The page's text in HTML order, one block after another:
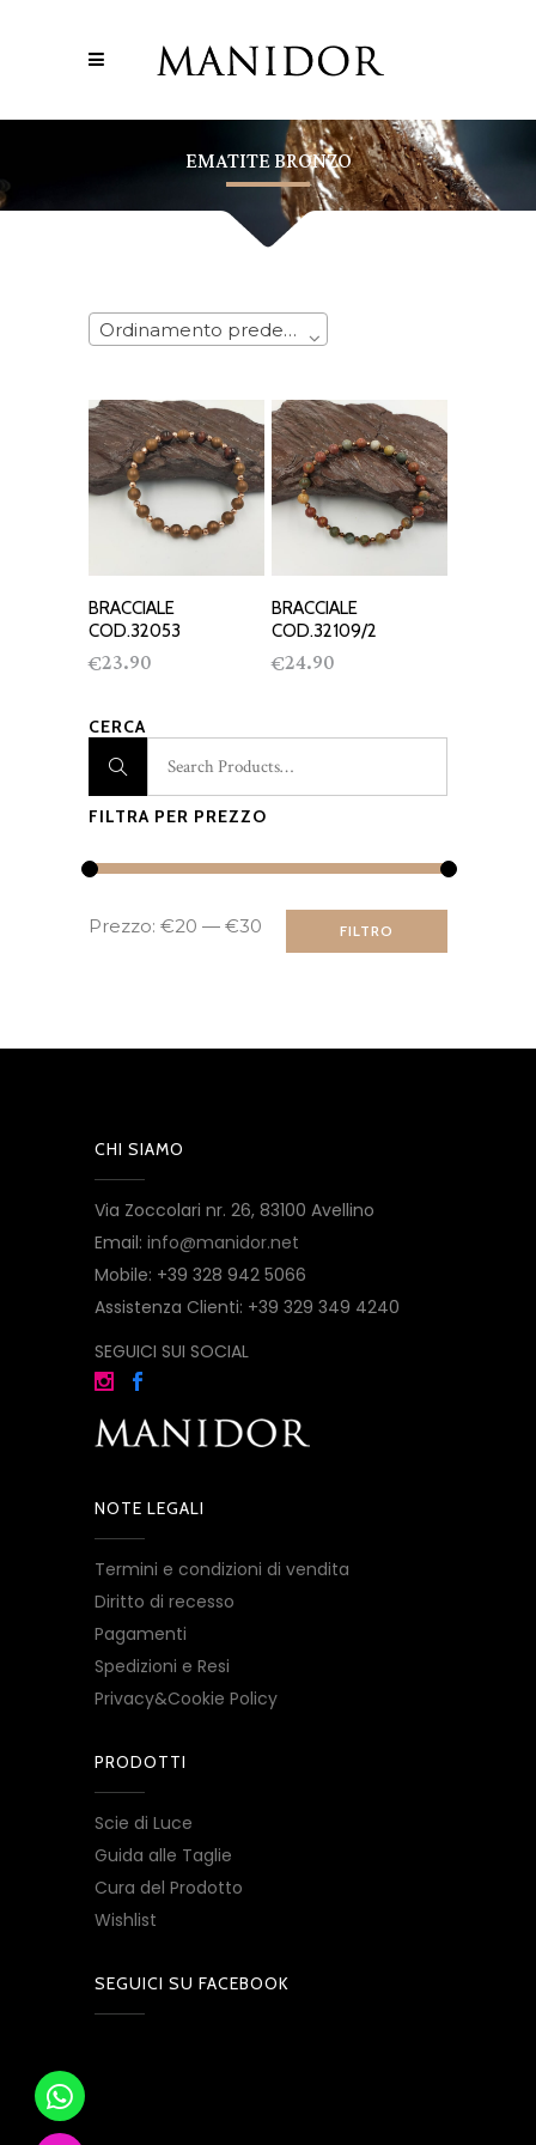
EMATITE BRONZO
Ordinamento predefinito
AGGIUNGI AL
CARRELLO
BRACCIALE
COD.32053
€23.90
AGGIUNGI AL
CARRELLO
BRACCIALE
COD.32109/2
€24.90
CERCA
FILTRA PER PREZZO
Prezzo
Min
Prezzo
Max FILTRO
Prezzo: €20 — €30
CHI SIAMO
Via Zoccolari nr. 26, 83100 Avellino
Email: info@manidor.net
Mobile: +39 328 942 5066
Assistenza Clienti: +39 329 349 4240
SEGUICI SUI SOCIAL
NOTE LEGALI
Termini e condizioni di vendita
Diritto di recesso
Pagamenti
Spedizioni e Resi
Privacy&Cookie Policy
PRODOTTI
Scie di Luce
Guida alle Taglie
Cura del Prodotto
Wishlist
SEGUICI SU FACEBOOK